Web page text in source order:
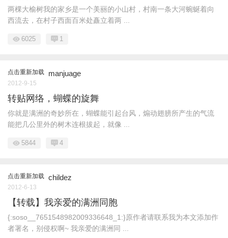
两棵大榆树我的家乡是一个美丽的小山村，村南一条大河蜿蜒着向
西流去，在村子西面百米处矗立着两 ...
6025 1
点击重新加载 manjuage
2012-9-15
转贴网络，蝴蝶的旋舞
你就是满洲的奇妙所在，蝴蝶能引起台风，煽动翅膀所产生的气流
能把几公里外的树木连根拔起，就像 ...
5844 4
点击重新加载 childez
2012-6-13
【转载】我亲爱的满洲同胞
{:soso__7651548982009336648_1:}原作者请联系我为本文添加作
者署名，别侵权啊~ 我亲爱的满洲同 ...